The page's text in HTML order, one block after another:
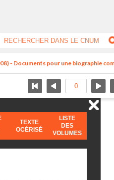
- Documents pour une biographie
TEXTE
OCÉRISÉ
LISTE
DES
VOLUMES